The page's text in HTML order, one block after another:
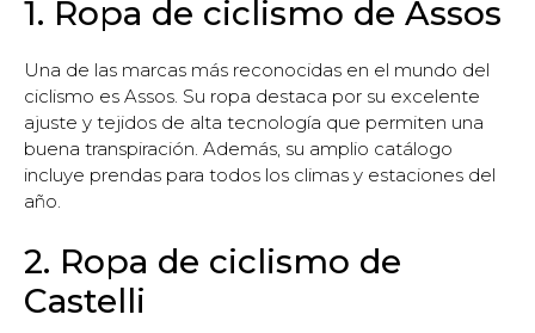
1. Ropa de ciclismo de Assos
Una de las marcas más reconocidas en el mundo del
ciclismo es Assos. Su ropa destaca por su excelente
ajuste y tejidos de alta tecnología que permiten una
buena transpiración. Además, su amplio catálogo
incluye prendas para todos los climas y estaciones del
año.
2. Ropa de ciclismo de
Castelli